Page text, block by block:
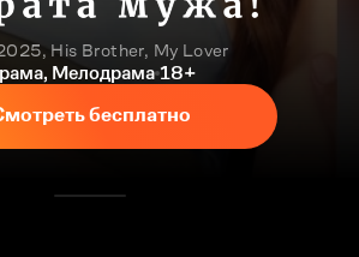
His Brother, My Lover
Мелодрама 18+
бесплатно